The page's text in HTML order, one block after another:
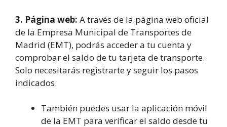
3. Página web: A través de la página web oficial
de la Empresa Municipal de Transportes de
Madrid (EMT), podrás acceder a tu cuenta y
comprobar el saldo de tu tarjeta de transporte.
Solo necesitarás registrarte y seguir los pasos
indicados.
También puedes usar la aplicación móvil
de la EMT para verificar el saldo desde tu